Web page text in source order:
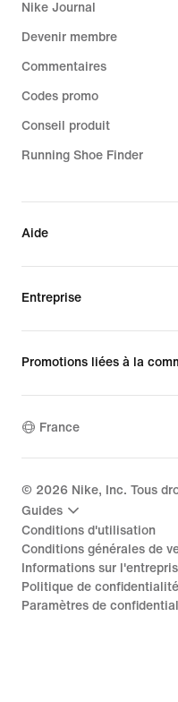
Nike Journal
Devenir membre
Commentaires
Codes promo
Conseil produit
Running Shoe Finder
Aide
Entreprise
Promotions liées à la
France
© 2026 Nike, Inc. Tous
Guides
Conditions d'utilisation
Conditions générales de
Informations sur
Politique de
Paramètres de